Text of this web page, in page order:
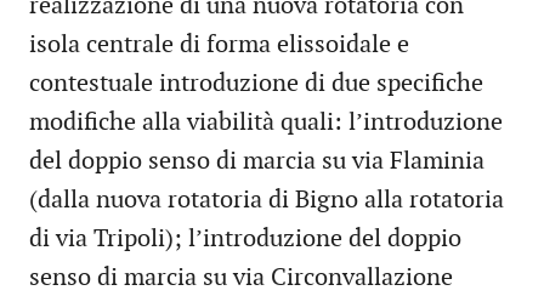
realizzazione di una nuova rotatoria con
isola centrale di forma elissoidale e
contestuale introduzione di due specifiche
modifiche alla viabilità quali: l’introduzione
del doppio senso di marcia su via Flaminia
(dalla nuova rotatoria di Bigno alla rotatoria
di via Tripoli); l’introduzione del doppio
senso di marcia su via Circonvallazione